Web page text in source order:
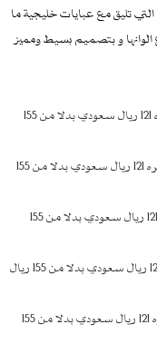
تليق مع عبايات خليجية ما
الوانها و بتصميم بسيط ومميز
, سعره 121 ريال سعودي بدلا من 155
, سعره 121 ريال سعودي بدلا من 155
, سعره 121 ريال سعودي بدلا من 155
, سعره 121 ريال سعودي بدلا من 155 ريال
, سعره 121 ريال سعودي بدلا من 155